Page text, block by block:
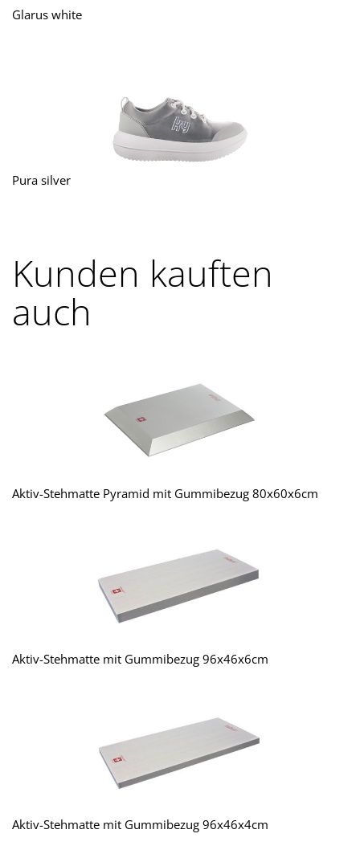
Glarus white
Pura silver
Kunden kauften
auch
Aktiv-Stehmatte Pyramid mit Gummibezug 80x60x6cm
Aktiv-Stehmatte mit Gummibezug 96x46x6cm
Aktiv-Stehmatte mit Gummibezug 96x46x4cm